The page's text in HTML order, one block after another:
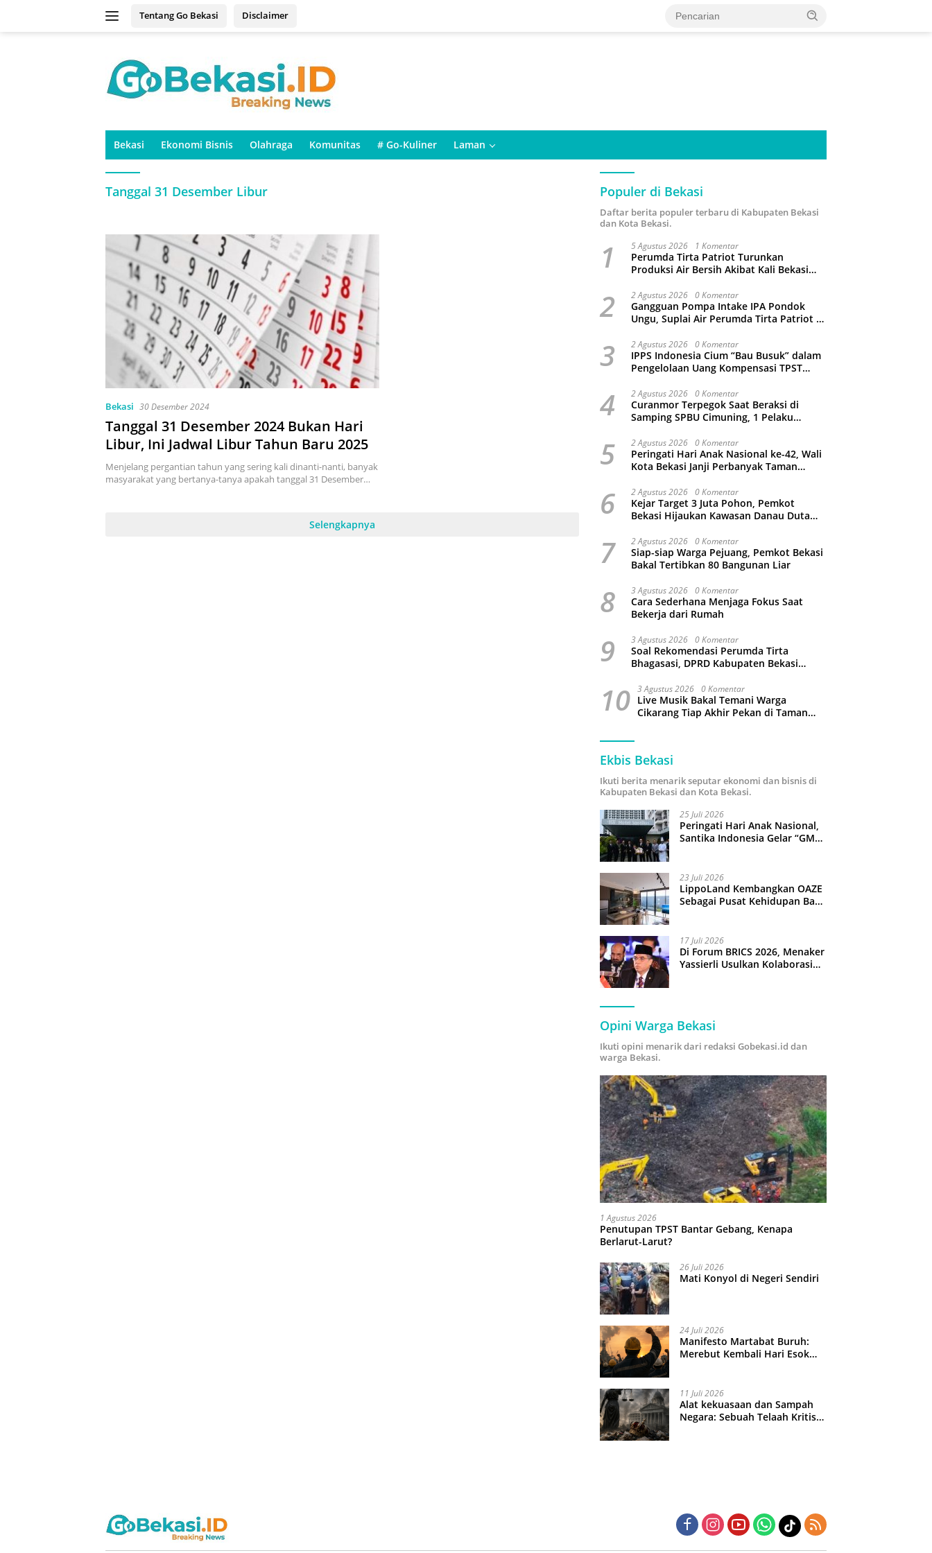
Tentang Go Bekasi Disclaimer
Bekasi Ekonomi Bisnis Olahraga Komunitas # Go-Kuliner Laman
Tanggal 31 Desember Libur
Bekasi 30 Desember 2024
Tanggal 31 Desember 2024 Bukan Hari
Libur, Ini Jadwal Libur Tahun Baru 2025
Menjelang pergantian tahun yang sering kali dinanti-nanti, banyak
masyarakat yang bertanya-tanya apakah tanggal 31 Desember…
Selengkapnya
Populer di Bekasi
Daftar berita populer terbaru di Kabupaten Bekasi
dan Kota Bekasi.
1 5 Agustus 2026 1 Komentar
Perumda Tirta Patriot Turunkan
Produksi Air Bersih Akibat Kali Bekasi
2 2 Agustus 2026 0 Komentar
Gangguan Pompa Intake IPA Pondok
Ungu, Suplai Air Perumda Tirta Patriot di
3 2 Agustus 2026 0 Komentar
IPPS Indonesia Cium “Bau Busuk” dalam
Pengelolaan Uang Kompensasi TPST
4 2 Agustus 2026 0 Komentar
Curanmor Terpegok Saat Beraksi di
Samping SPBU Cimuning, 1 Pelaku
5 2 Agustus 2026 0 Komentar
Peringati Hari Anak Nasional ke-42, Wali
Kota Bekasi Janji Perbanyak Taman
6 2 Agustus 2026 0 Komentar
Kejar Target 3 Juta Pohon, Pemkot
Bekasi Hijaukan Kawasan Danau Duta
7 2 Agustus 2026 0 Komentar
Siap-siap Warga Pejuang, Pemkot Bekasi
Bakal Tertibkan 80 Bangunan Liar
8 3 Agustus 2026 0 Komentar
Cara Sederhana Menjaga Fokus Saat
Bekerja dari Rumah
9 3 Agustus 2026 0 Komentar
Soal Rekomendasi Perumda Tirta
Bhagasasi, DPRD Kabupaten Bekasi
10 3 Agustus 2026 0 Komentar
Live Musik Bakal Temani Warga
Cikarang Tiap Akhir Pekan di Taman
Ekbis Bekasi
Ikuti berita menarik seputar ekonomi dan bisnis di
Kabupaten Bekasi dan Kota Bekasi.
25 Juli 2026
Peringati Hari Anak Nasional,
Santika Indonesia Gelar “GM
23 Juli 2026
LippoLand Kembangkan OAZE
Sebagai Pusat Kehidupan Baru
17 Juli 2026
Di Forum BRICS 2026, Menaker
Yassierli Usulkan Kolaborasi
Opini Warga Bekasi
Ikuti opini menarik dari redaksi Gobekasi.id dan
warga Bekasi.
1 Agustus 2026
Penutupan TPST Bantar Gebang, Kenapa
Berlarut-Larut?
26 Juli 2026
Mati Konyol di Negeri Sendiri
24 Juli 2026
Manifesto Martabat Buruh:
Merebut Kembali Hari Esok
11 Juli 2026
Alat kekuasaan dan Sampah
Negara: Sebuah Telaah Kritis